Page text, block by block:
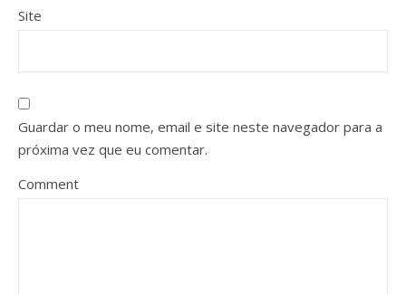
Site
Guardar o meu nome, email e site neste navegador para a
próxima vez que eu comentar.
Comment